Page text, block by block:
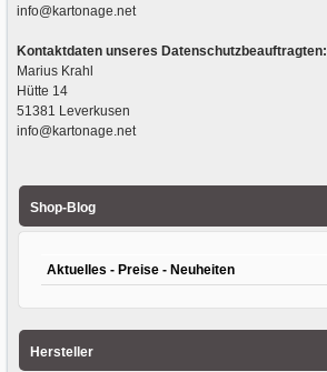
info@kartonage.net
Kontaktdaten unseres Datenschutzbeauftragten:
Marius Krahl
Hütte 14
51381 Leverkusen
info@kartonage.net
Shop-Blog
Aktuelles - Preise - Neuheiten
Hersteller